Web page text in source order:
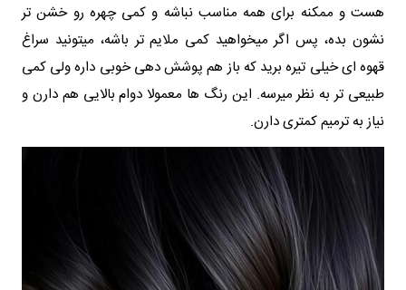
هست و ممکنه برای همه مناسب نباشه و کمی چهره رو خشن‌ تر
نشون بده، پس اگر میخواهید کمی ملایم‌ تر باشه، میتونید سراغ
قهوه‌ ای خیلی تیره برید که باز هم پوشش دهی خوبی داره ولی کمی
طبیعی‌ تر به نظر میرسه. این رنگ‌ ها معمولا دوام بالایی هم دارن و
نیاز به ترمیم کمتری دارن.